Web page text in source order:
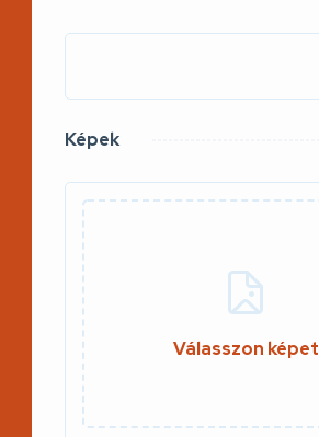
Képek
Válasszon képet